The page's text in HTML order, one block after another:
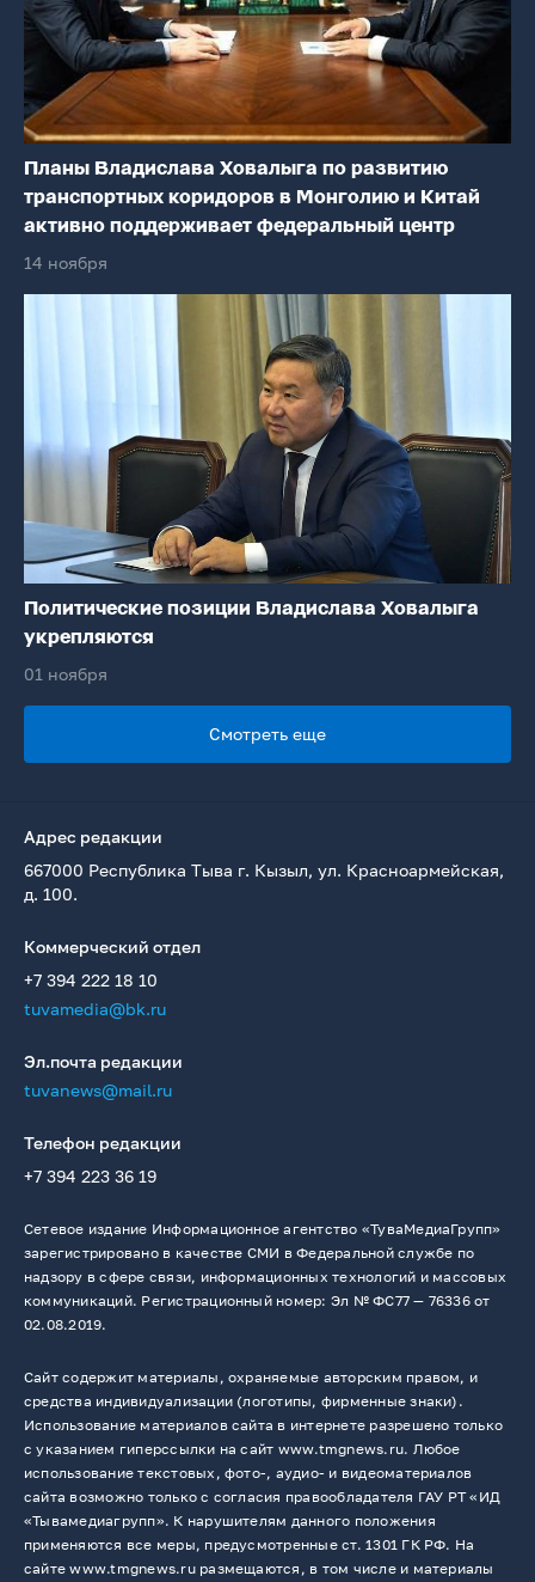
Планы Владислава Ховалыга по развитию
транспортных коридоров в Монголию и Китай
активно поддерживает федеральный центр
14 ноября
Политические позиции Владислава Ховалыга
укрепляются
01 ноября
Смотреть еще
Адрес редакции
667000 Республика Тыва г. Кызыл, ул. Красноармейская,
д. 100.
Коммерческий отдел
+7 394 222 18 10
tuvamedia@bk.ru
Эл.почта редакции
tuvanews@mail.ru
Телефон редакции
+7 394 223 36 19
Сетевое издание Информационное агентство «ТуваМедиаГрупп»
зарегистрировано в качестве СМИ в Федеральной службе по
надзору в сфере связи, информационных технологий и массовых
коммуникаций. Регистрационный номер: Эл № ФС77 — 76336 от
02.08.2019.
Сайт содержит материалы, охраняемые авторским правом, и
средства индивидуализации (логотипы, фирменные знаки).
Использование материалов сайта в интернете разрешено только
с указанием гиперссылки на сайт www.tmgnews.ru. Любое
использование текстовых, фото-, аудио- и видеоматериалов
сайта возможно только с согласия правообладателя ГАУ РТ «ИД
«Тывамедиагрупп». К нарушителям данного положения
применяются все меры, предусмотренные ст. 1301 ГК РФ. На
сайте www.tmgnews.ru размещаются, в том числе и материалы